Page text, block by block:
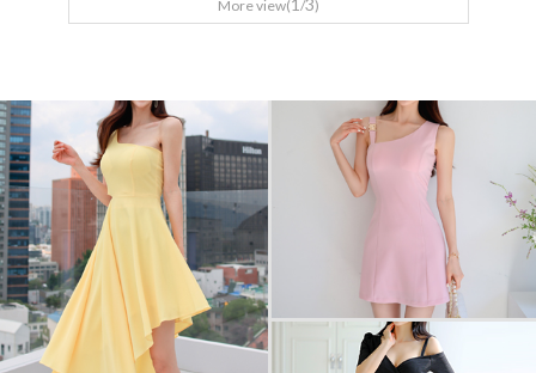
More view(1 /3)